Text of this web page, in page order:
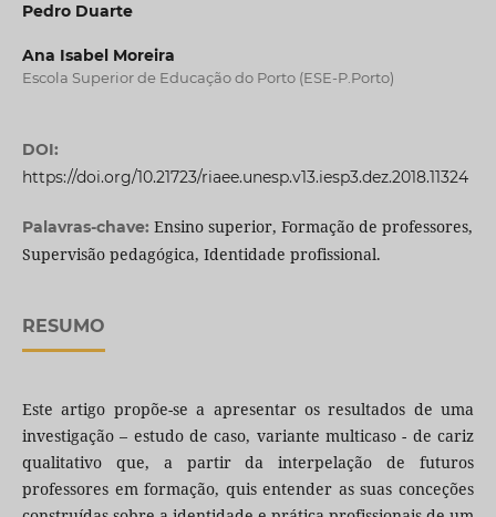
Pedro Duarte
Ana Isabel Moreira
Escola Superior de Educação do Porto (ESE-P.Porto)
DOI:
https://doi.org/10.21723/riaee.unesp.v13.iesp3.dez.2018.11324
Palavras-chave: Ensino superior, Formação de professores,
Supervisão pedagógica, Identidade profissional.
RESUMO
Este artigo propõe-se a apresentar os resultados de uma
investigação – estudo de caso, variante multicaso - de cariz
qualitativo que, a partir da interpelação de futuros
professores em formação, quis entender as suas conceções